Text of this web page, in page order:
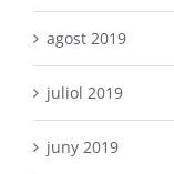
agost 2019
juliol 2019
juny 2019